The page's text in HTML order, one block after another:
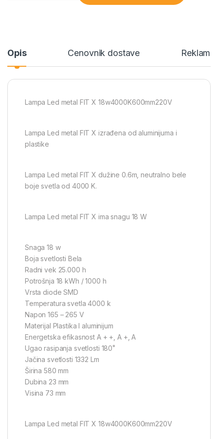
Opis Cenovnik dostave
Lampa Led metal FIT X 18w4000K600mm220V
Lampa Led metal FIT X izrađena od aluminijuma i
plastike
Lampa Led metal FIT X dužine 0.6m, neutralno bele
boje svetla od 4000 K.
Lampa Led metal FIT X ima snagu 18 W
Snaga 18 w
Boja svetlosti Bela
Radni vek 25.000 h
Potrošnja 18 kWh / 1000 h
Vrsta diode SMD
Temperatura svetla 4000 k
Napon 165 – 265 V
Materijal Plastika I aluminijum
Energetska efikasnost A + +, A +, A
Ugao rasipanja svetlosti 180˚
Jačina svetlosti 1332 Lm
Širina 580 mm
Dubina 23 mm
Visina 73 mm
Lampa Led metal FIT X 18w4000K600mm220V